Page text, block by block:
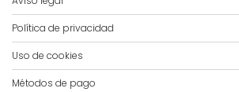
Política de privacidad
Uso de cookies
Métodos de pago